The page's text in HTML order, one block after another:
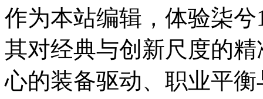
作为本站编辑，体验柒
其对经典与创新尺度的
心的装备驱动、职业平